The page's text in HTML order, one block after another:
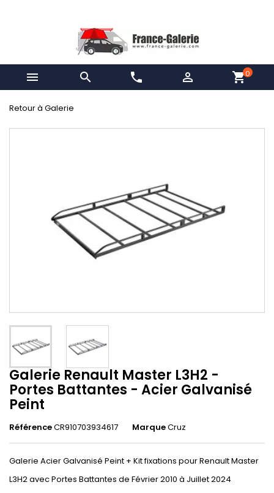
  phone  shopping_cart0
Retour à Galerie
Galerie Renault Master L3H2 -
Portes Battantes - Acier Galvanisé
Peint
RéférenceCR910703934617 MarqueCruz
Galerie Acier Galvanisé Peint + Kit fixations pour Renault Master
L3H2 avec Portes Battantes de Février 2010 à Juillet 2024